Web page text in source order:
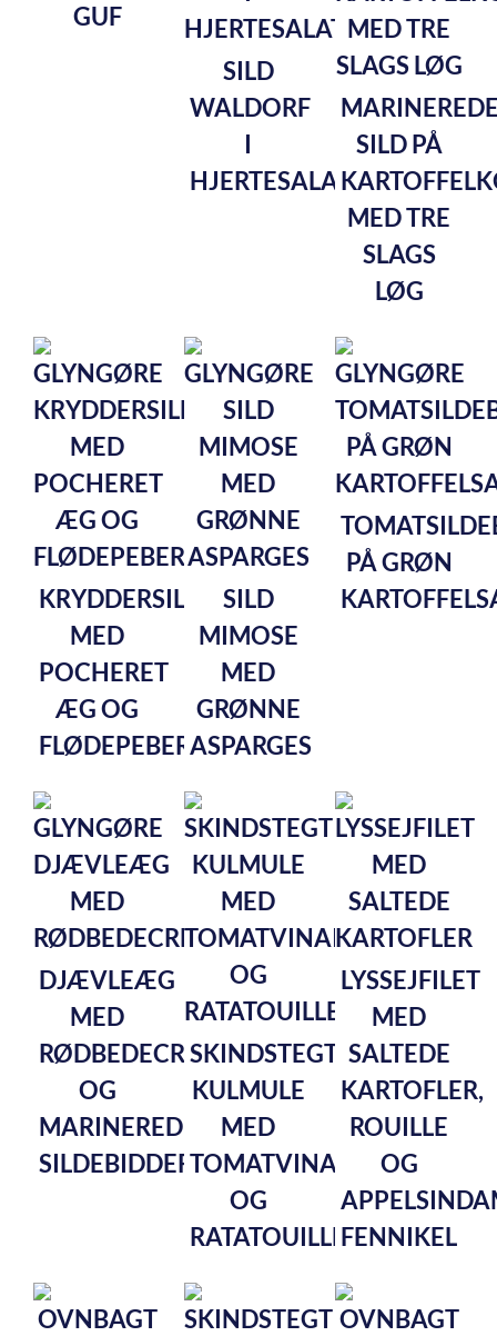
GUF
SILD
WALDORF
I
HJERTESALAT
SILD PÅ
MED TRE
SLAGS
LØG
KRYDDERSILD
MED
POCHERET
ÆG OG
FLØDEPEBERROD
SILD
MIMOSE
MED
GRØNNE
ASPARGES
PÅ GRØN
DJÆVLEÆG
MED
RØDBEDECREME
OG
MARINEREDE
SILDEBIDDER
SKINDSTEGT
KULMULE
MED
TOMATVINAIGRETTE
OG
RATATOUILLE
LYSSEJFILET
MED
SALTEDE
KARTOFLER,
ROUILLE
OG
FENNIKEL